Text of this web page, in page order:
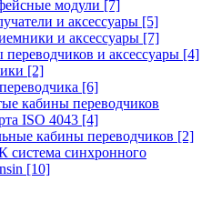
модули [7]
и аксессуары [5]
и аксессуары [7]
переводчиков и аксессуары [4]
[2]
[6]
кабины переводчиков
ISO 4043 [4]
кабины переводчиков [2]
система синхронного
[10]